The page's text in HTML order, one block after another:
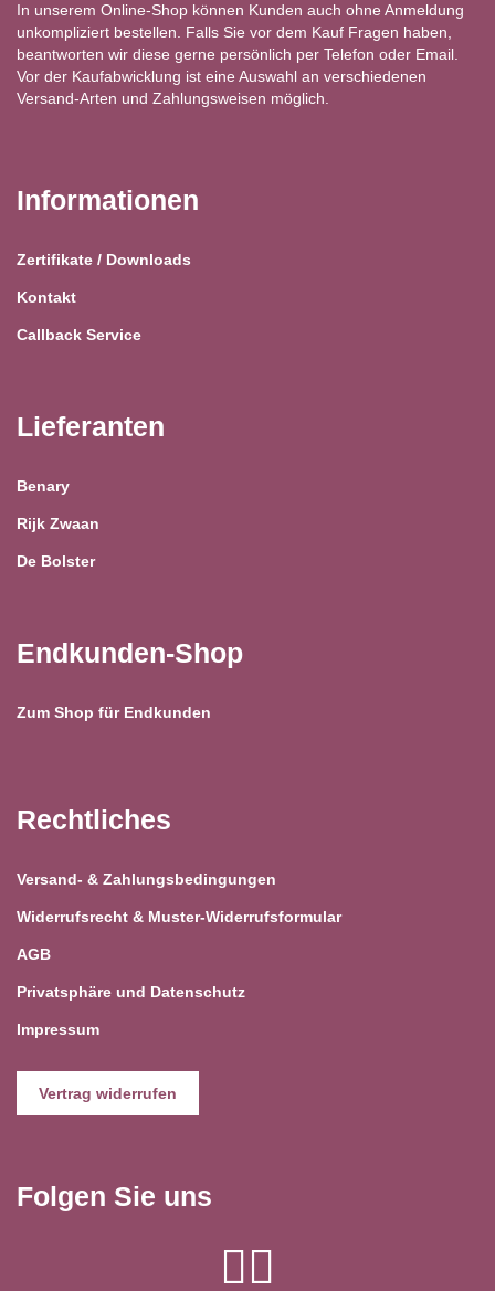
In unserem Online-Shop können Kunden auch ohne Anmeldung
unkompliziert bestellen. Falls Sie vor dem Kauf Fragen haben,
beantworten wir diese gerne persönlich per Telefon oder Email.
Vor der Kaufabwicklung ist eine Auswahl an verschiedenen
Versand-Arten und Zahlungsweisen möglich.
Informationen
Zertifikate / Downloads
Kontakt
Callback Service
Lieferanten
Benary
Rijk Zwaan
De Bolster
Endkunden-Shop
Zum Shop für Endkunden
Rechtliches
Versand- & Zahlungsbedingungen
Widerrufsrecht & Muster-Widerrufsformular
AGB
Privatsphäre und Datenschutz
Impressum
Vertrag widerrufen
Folgen Sie uns